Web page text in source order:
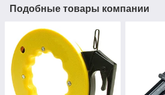
Подобные товары компании